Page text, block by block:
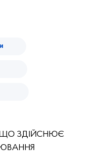
ЩО ЗДІЙСНЮЄ